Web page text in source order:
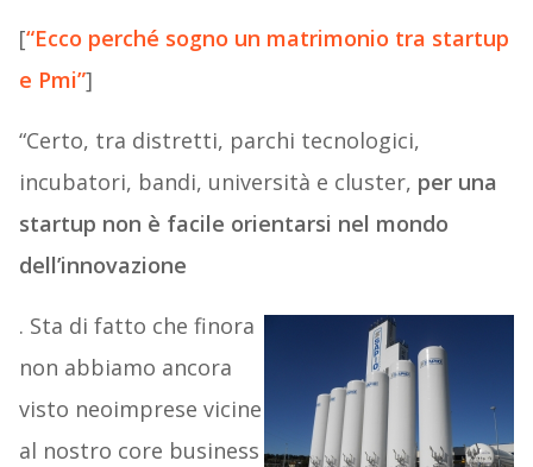
[“Ecco perché sogno un matrimonio tra startup
e Pmi”]
“Certo, tra distretti, parchi tecnologici,
incubatori, bandi, università e cluster, per una
startup non è facile orientarsi nel mondo
dell’innovazione
. Sta di fatto che finora
non abbiamo ancora
visto neoimprese vicine
al nostro core business